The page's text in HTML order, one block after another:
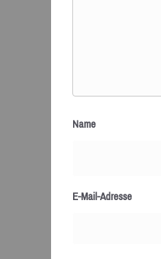
Name
E-Mail-Adresse